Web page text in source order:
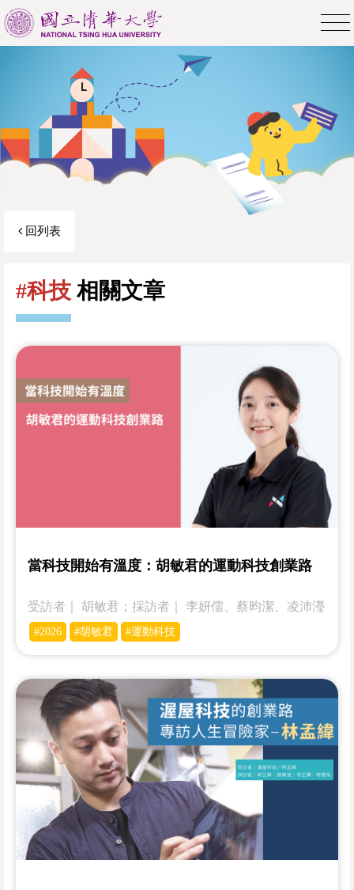
回列表
#科技 相關文章
當科技開始有溫度：胡敏君的運動科技創業路
受訪者｜­­ 胡敏君；採訪者｜ 李妍儒、蔡昀潔、凌沛瀅
#2026 #胡敏君 #運動科技